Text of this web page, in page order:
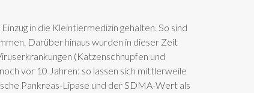
in die Kleintiermedizin gehalten. So sind
Darüber hinaus wurden in dieser Zeit
(Katzenschnupfen und
vor 10 Jahren: so lassen sich mittlerweile
Pankreas-Lipase und der SDMA-Wert als